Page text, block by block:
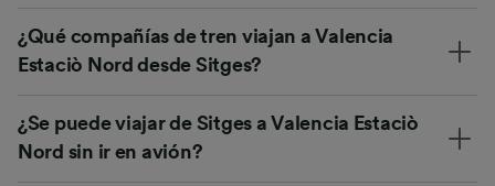
¿Qué compañías de tren viajan a Valencia
Estaciò Nord desde Sitges?
¿Se puede viajar de Sitges a Valencia Estaciò
Nord sin ir en avión?